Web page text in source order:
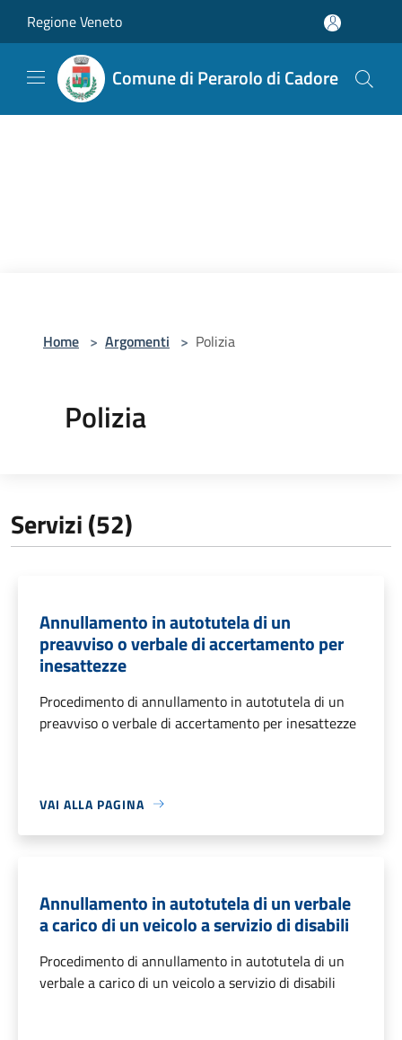
Regione Veneto
Comune di Perarolo di Cadore
Home > Argomenti > Polizia
Polizia
Servizi (52)
Annullamento in autotutela di un
preavviso o verbale di accertamento per
inesattezze
Procedimento di annullamento in autotutela di un
preavviso o verbale di accertamento per inesattezze
VAI ALLA PAGINA
Annullamento in autotutela di un verbale
a carico di un veicolo a servizio di disabili
Procedimento di annullamento in autotutela di un
verbale a carico di un veicolo a servizio di disabili